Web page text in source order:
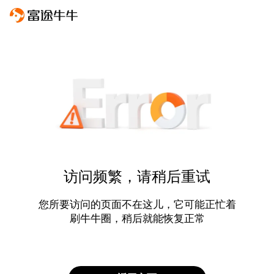
访问频繁，请稍后重试
您所要访问的页面不在这儿，它可能正忙着
刷牛牛圈，稍后就能恢复正常